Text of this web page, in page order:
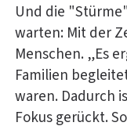
Und die
warten: Mit der
Menschen. „Es
Familien
waren. Dadurch
Fokus gerückt.